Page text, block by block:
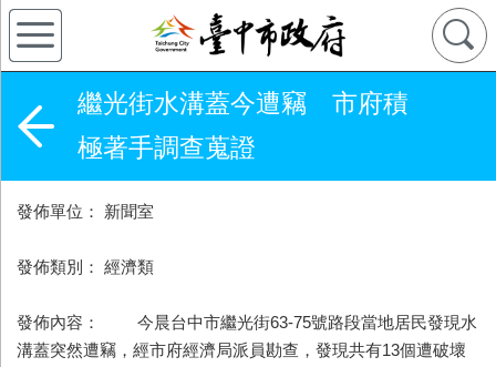
繼光街水溝蓋今遭竊 市府積
極著手調查蒐證
發佈單位： 新聞室
發佈類別： 經濟類
發佈內容： 今晨台中市繼光街63-75號路段當地居民發現水
溝蓋突然遭竊，經市府經濟局派員勘查，發現共有13個遭破壞